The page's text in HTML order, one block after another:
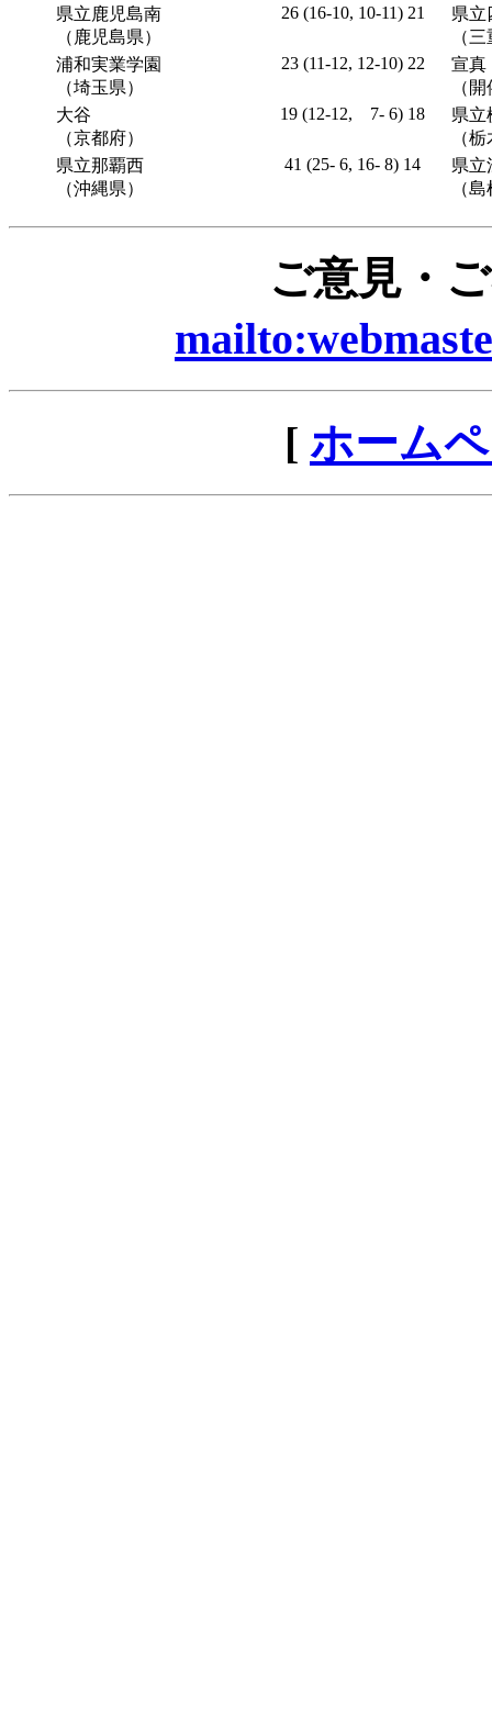
県立鹿児島南
（鹿児島県）
26 (16-10, 10-11) 21
県立
（
浦和実業学園
（埼玉県）
23 (11-12, 12-10) 22
宣真
（
大谷
（京都府）
19 (12-12, 7- 6) 18
県立
（
県立那覇西
（沖縄県）
41 (25- 6, 16- 8) 14
県立
（
ご意見・
[ ホーム